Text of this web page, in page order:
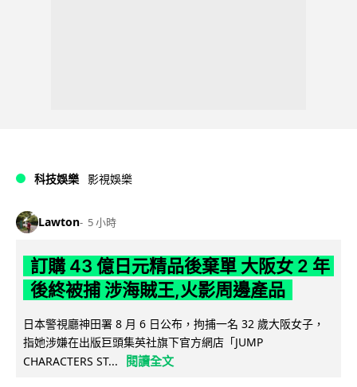
科技娛樂 影視娛樂
Lawton 5 小時
訂購 43 億日元精品後棄單 大阪女 2 年
後終被捕 涉海賊王,火影周邊產品
日本警視廳神田署 8 月 6 日公布，拘捕一名 32 歲大阪女子，
指她涉嫌在出版巨頭集英社旗下官方網店「JUMP
CHARACTERS ST...
閱讀全文